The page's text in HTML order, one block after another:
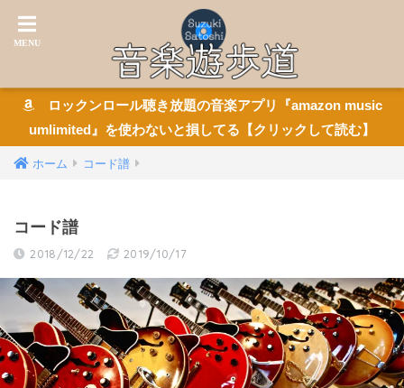
ロックンロール聴き放題の音楽アプリ『amazon music
umlimited』を使わないと損してる【クリックして読む】
ホーム コード譜
コード譜
2018/12/22 2019/10/17